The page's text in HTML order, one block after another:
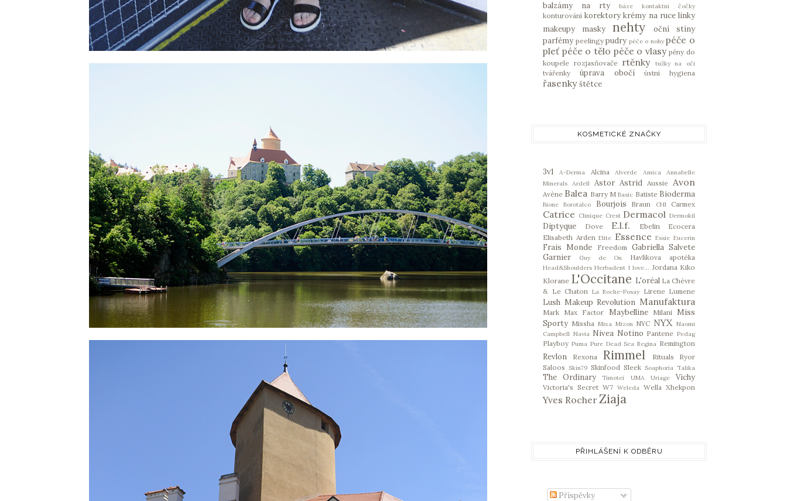
balzámy na rty báze kontaktní čočky
konturování korektory krémy na ruce linky
makeupy
masky nehty
oční stíny
parfémy peelingy pudry péče o nohy péče o
pleť péče o tělo péče o vlasy pěny do
koupele rozjasňovače rtěnky tužky na oči
tvářenky úprava obočí ústní hygiena
řasenky štětce
KOSMETICKÉ ZNAČKY
3v1 A-Derma Alcina Alverde Amica
Annabelle
Minerals
Ardell Astor Astrid Aussie Avon
Avène Balea Barry M Basic Batiste Bioderma
Bione Borotalco Bourjois Braun CHI Carmex
Catrice Clinique Crest Dermacol Dermokil
Diptyque Dove E.l.f. Ebelin
Ecocera
Elisabeth Arden Elite Essence Essie Eucerin
Frais Monde Freedom Gabriella Salvete
Garnier
Guy de On Havlíkova apotéka
Head&Shoulders Herbadent I love... Jordana Kiko
Klorane L'Occitane L'oréal La Chèvre
& Le Chaton La Roche-Posay Lirene Lumene
Lush Makeup Revolution Manufaktura
Mark Max Factor Maybelline Milani
Miss
Sporty Missha Mixa Mizon NYC NYX Naomi
Campbell Navia Nivea Notino Pantene Pedag
Playboy Puma Pure Dead Sea Regina Remington
Revlon Rexona Rimmel Rituals
Ryor
Saloos
Skin79 Skinfood Sleek Soaphoria Talika
The Ordinary Timotei UMA Uriage Vichy
Victoria's Secret W7 Weleda Wella Xhekpon
Yves Rocher Ziaja
PŘIHLÁŠENÍ K ODBĚRU
Příspěvky